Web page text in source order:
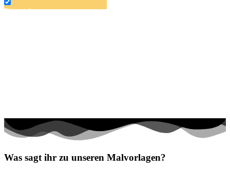
Dinosaurier
Musik und Musikinstrumente
Sommer und Feiertage
Was sagt ihr zu unseren Malvorlagen?